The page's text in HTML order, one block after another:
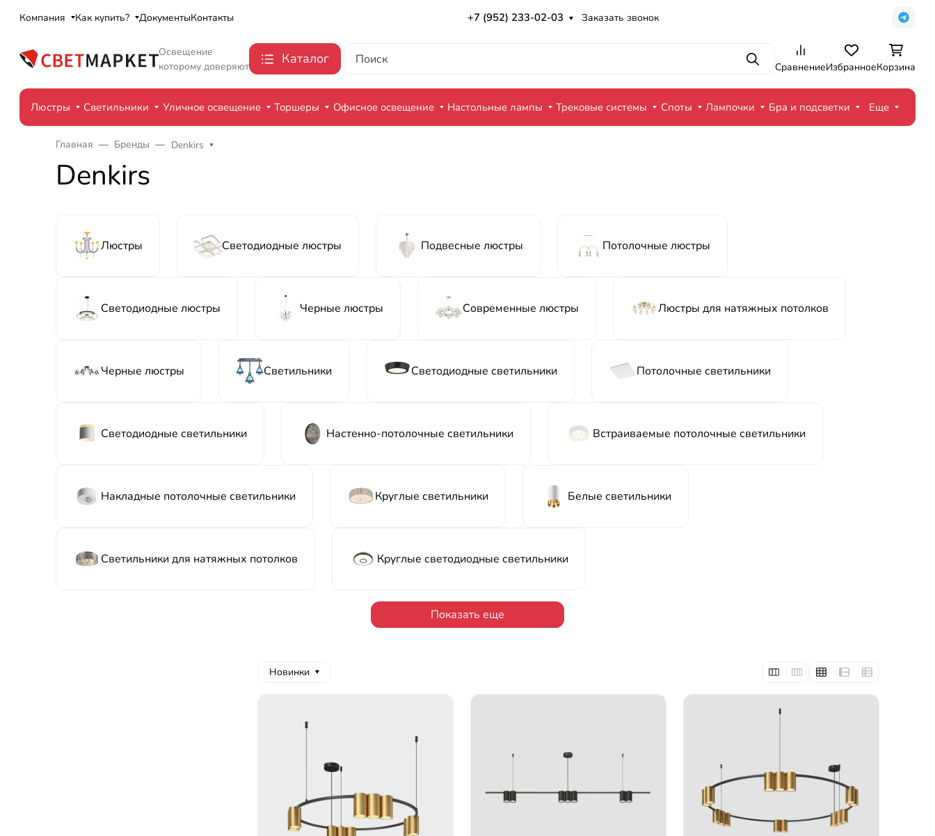
Компания Как купить? ДокументыКонтакты +7 (952) 233-02-03 Заказать звонок
Освещение
которому доверяют
Каталог ПоискСравнениеИзбранноеКорзина
Люстры Светильники Уличное освещение Торшеры Офисное освещение Настольные лампы Трековые системы Споты Лампочки Бра и подсветки Еще
Главная Бренды Denkirs
Denkirs
Люстры Светодиодные люстры Подвесные люстры Потолочные люстры
Светодиодные люстры Черные люстры Современные люстры Люстры для натяжных потолков
Черные люстры Светильники Светодиодные светильники Потолочные светильники
Светодиодные светильники Настенно-потолочные светильники Встраиваемые потолочные светильники
Накладные потолочные светильники Круглые светильники Белые светильники
Светильники для натяжных потолков Круглые светодиодные светильники
Показать еще
Новинки